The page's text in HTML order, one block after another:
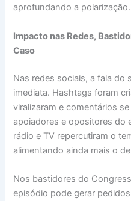
aprofundando a polarização.
Impacto nas Redes,
Caso
Nas redes sociais, a fala do
imediata. Hashtags foram
viralizaram e comentários
apoiadores e opositores do
rádio e TV repercutiram o
alimentando ainda mais o
Nos bastidores do
episódio pode gerar